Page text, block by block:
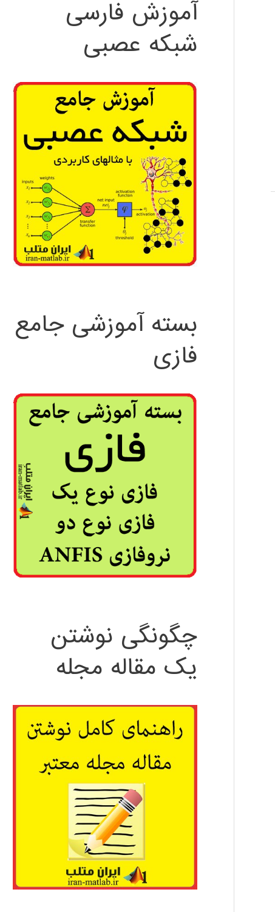
آموزش فارسی
شبکه عصبی
بسته آموزشی جامع
فازی
چگونگی نوشتن
یک مقاله مجله